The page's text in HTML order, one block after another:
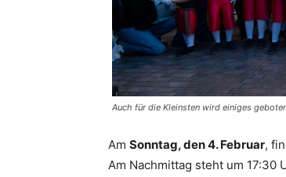
Auch für die Kleinsten wird einiges
Am Sonntag, den 4. Februar,
Am Nachmittag steht um